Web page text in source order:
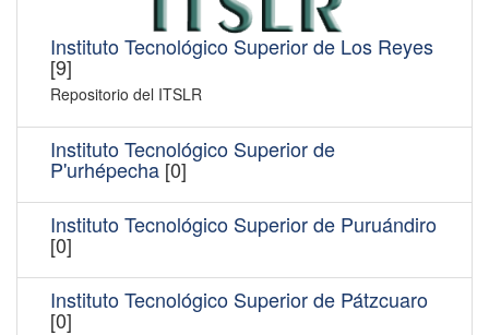
Instituto Tecnológico Superior de Los Reyes
[9]
Repositorio del ITSLR
Instituto Tecnológico Superior de
P'urhépecha [0]
Instituto Tecnológico Superior de Puruándiro
[0]
Instituto Tecnológico Superior de Pátzcuaro
[0]